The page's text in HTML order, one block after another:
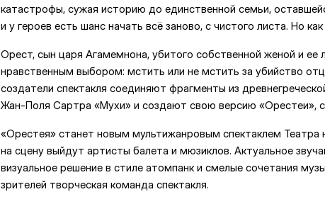
катастрофы, сужая историю до единственной семьи,
и у героев есть шанс начать всё заново, с чистого листа. Но
Орест, сын царя Агамемнона, убитого собственной женой и
нравственным выбором: мстить или не мстить за убийство
создатели спектакля соединяют фрагменты из
Жан-Поля Сартра «Мухи» и создают свою версию «Орестеи»,
«Орестея» станет новым мультижанровым спектаклем
на сцену выйдут артисты балета и мюзиклов. Актуальное
визуальное решение в стиле атомпанк и смелые сочетания
зрителей творческая команда спектакля.